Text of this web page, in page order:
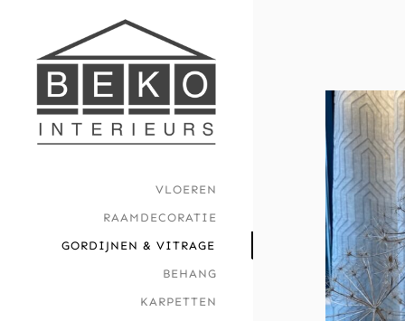
content
VLOEREN
RAAMDECORATIE
GORDIJNEN & VITRAGE
BEHANG
KARPETTEN